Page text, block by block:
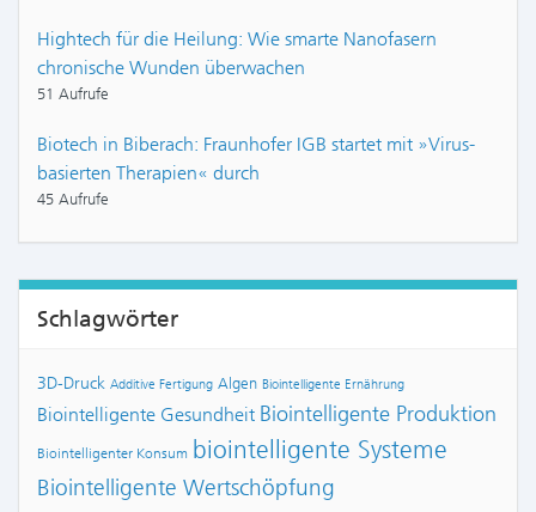
Hightech für die Heilung: Wie smarte Nanofasern
chronische Wunden überwachen
51 Aufrufe
Biotech in Biberach: Fraunhofer IGB startet mit »Virus-
basierten Therapien« durch
45 Aufrufe
Schlagwörter
3D-Druck Additive Fertigung Algen Biointelligente Ernährung
Biointelligente Gesundheit Biointelligente Produktion
Biointelligenter Konsum biointelligente Systeme
Biointelligente Wertschöpfung